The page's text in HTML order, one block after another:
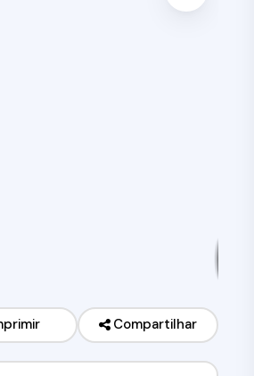
Compartilhar